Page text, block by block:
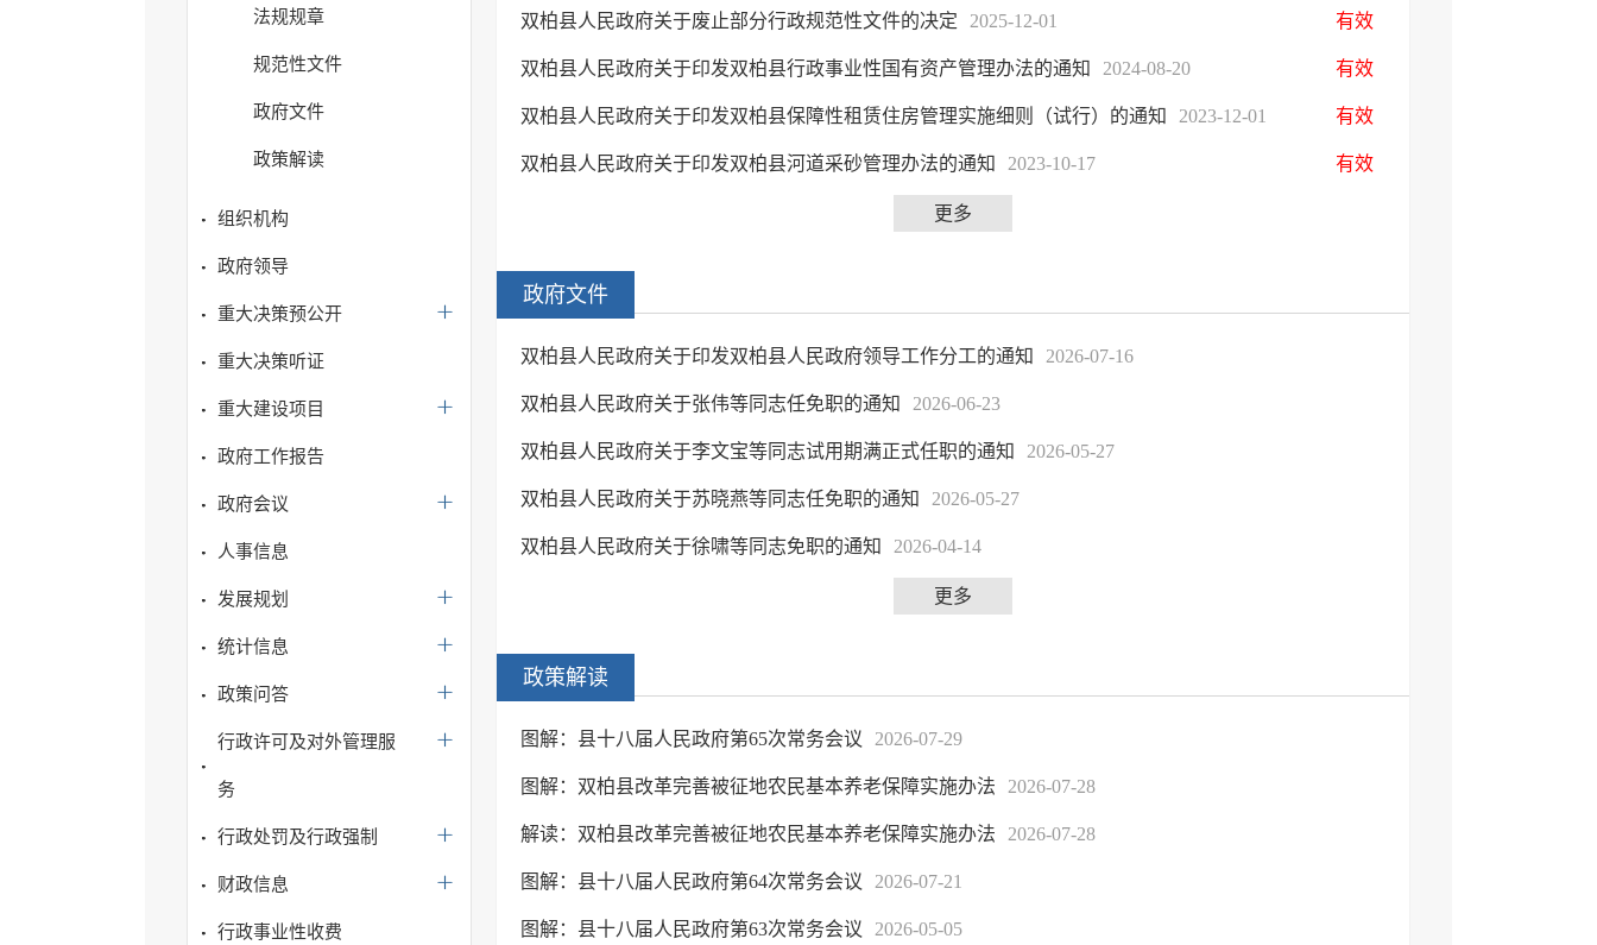
法规规章
规范性文件
政府文件
政策解读
组织机构
政府领导
重大决策预公开
重大决策听证
重大建设项目
政府工作报告
政府会议
人事信息
发展规划
统计信息
政策问答
行政许可及对外管理服
务
行政处罚及行政强制
财政信息
行政事业性收费
双柏县人民政府关于废止部分行政规范性文件的决定 2025-12-01 有效
双柏县人民政府关于印发双柏县行政事业性国有资产管理办法的通知 2024-08-20 有效
双柏县人民政府关于印发双柏县保障性租赁住房管理实施细则（试行）的通知 2023-12-01 有效
双柏县人民政府关于印发双柏县河道采砂管理办法的通知 2023-10-17 有效
更多
政府文件
双柏县人民政府关于印发双柏县人民政府领导工作分工的通知 2026-07-16
双柏县人民政府关于张伟等同志任免职的通知 2026-06-23
双柏县人民政府关于李文宝等同志试用期满正式任职的通知 2026-05-27
双柏县人民政府关于苏晓燕等同志任免职的通知 2026-05-27
双柏县人民政府关于徐啸等同志免职的通知 2026-04-14
更多
政策解读
图解：县十八届人民政府第65次常务会议 2026-07-29
图解：双柏县改革完善被征地农民基本养老保障实施办法 2026-07-28
解读：双柏县改革完善被征地农民基本养老保障实施办法 2026-07-28
图解：县十八届人民政府第64次常务会议 2026-07-21
图解：县十八届人民政府第63次常务会议 2026-05-05